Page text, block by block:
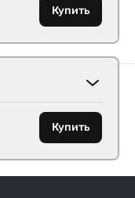
Купить
Купить